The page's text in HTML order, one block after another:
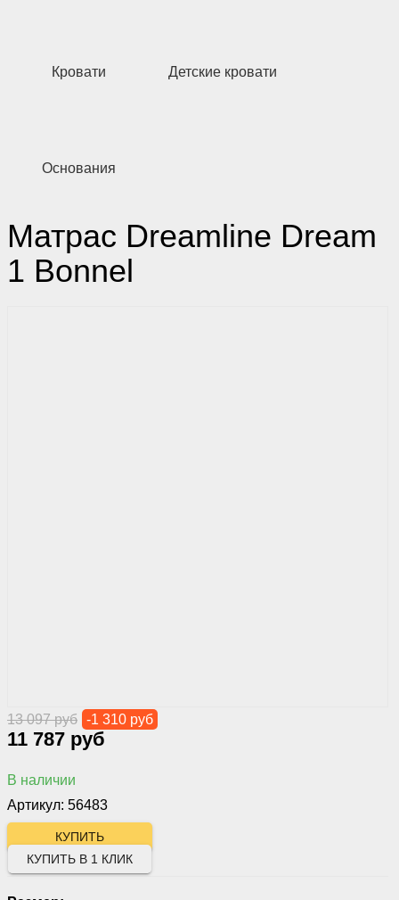
Кровати Детские кровати
Основания
Матрас Dreamline Dream
1 Bonnel
13 097 руб -1 310 руб
11 787 руб
В наличии
Артикул: 56483
КУПИТЬ В 1 КЛИК